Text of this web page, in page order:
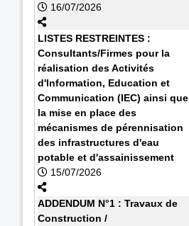
16/07/2026
LISTES RESTREINTES :
Consultants/Firmes pour la
réalisation des Activités
d'Information, Education et
Communication (IEC) ainsi que
la mise en place des
mécanismes de pérennisation
des infrastructures d'eau
potable et d'assainissement
15/07/2026
ADDENDUM N°1 : Travaux de
Construction /